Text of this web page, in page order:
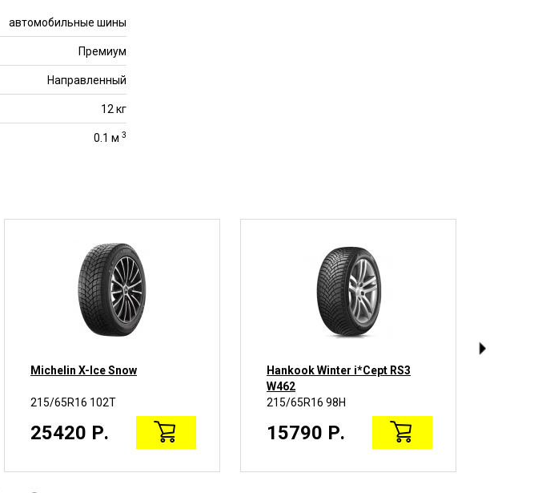
автомобильные шины
Премиум
Направленный
12 кг
0.1 м 3
Michelin X-Ice Snow
215/65R16 102T
25420 Р.
Hankook Winter i*Cept RS3
W462
215/65R16 98H
15790 Р.